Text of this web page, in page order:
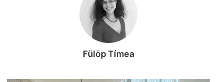
Fülöp Tímea